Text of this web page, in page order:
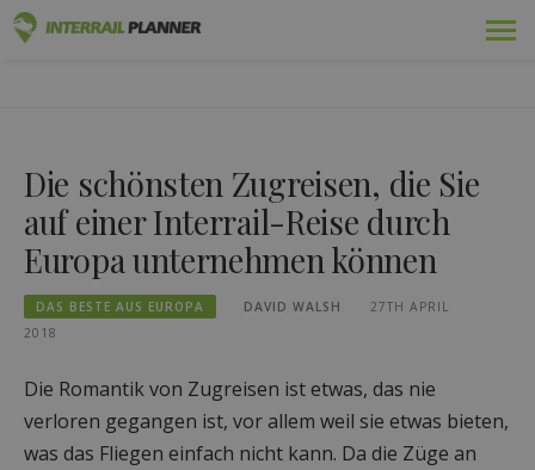
Fahrten
Blog
Länder-Führer
Abmelden
Neue Reise planen!
Die schönsten Zugreisen, die Sie
auf einer Interrail-Reise durch
Europa unternehmen können
DAS BESTE AUS EUROPA DAVID WALSH
27TH APRIL
2018
Die Romantik von Zugreisen ist etwas, das nie
verloren gegangen ist, vor allem weil sie etwas bieten,
was das Fliegen einfach nicht kann. Da die Züge an